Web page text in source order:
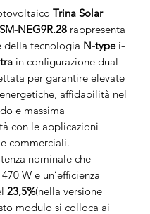
Trina Solar
NEG9R.28 rappresenta
della tecnologia N-type i-
in configurazione dual
per garantire elevate
affidabilità nel
e massima
con le applicazioni
commerciali.
nominale che
W e un’efficienza
23,5%(nella versione
modulo si colloca ai